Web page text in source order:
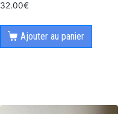
32.00€
Ajouter au panier